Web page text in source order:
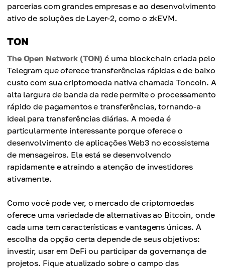
parcerias com grandes empresas e ao desenvolvimento
ativo de soluções de Layer-2, como o zkEVM.
TON
The Open Network (TON) é uma blockchain criada pelo
Telegram que oferece transferências rápidas e de baixo
custo com sua criptomoeda nativa chamada Toncoin. A
alta largura de banda da rede permite o processamento
rápido de pagamentos e transferências, tornando-a
ideal para transferências diárias. A moeda é
particularmente interessante porque oferece o
desenvolvimento de aplicações Web3 no ecossistema
de mensageiros. Ela está se desenvolvendo
rapidamente e atraindo a atenção de investidores
ativamente.
Como você pode ver, o mercado de criptomoedas
oferece uma variedade de alternativas ao Bitcoin, onde
cada uma tem características e vantagens únicas. A
escolha da opção certa depende de seus objetivos:
investir, usar em DeFi ou participar da governança de
projetos. Fique atualizado sobre o campo das